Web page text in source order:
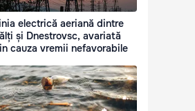
electrică aeriană dintre
și Dnestrovsc, avariată
cauza vremii nefavorabile